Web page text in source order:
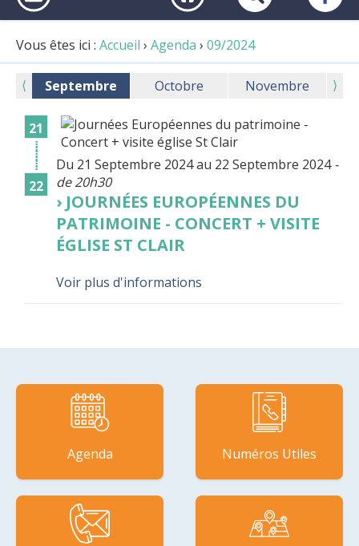
Vous êtes ici : Accueil › Agenda › 09/2024
⟨ Septembre Octobre Novembre ⟩
21
⁞
⁞
⁞
22
Du 21 Septembre 2024 au 22 Septembre 2024-
de 20h30
JOURNÉES EUROPÉENNES DU
PATRIMOINE - CONCERT + VISITE
ÉGLISE ST CLAIR
Voir plus d'informations
Agenda Numéros Utiles